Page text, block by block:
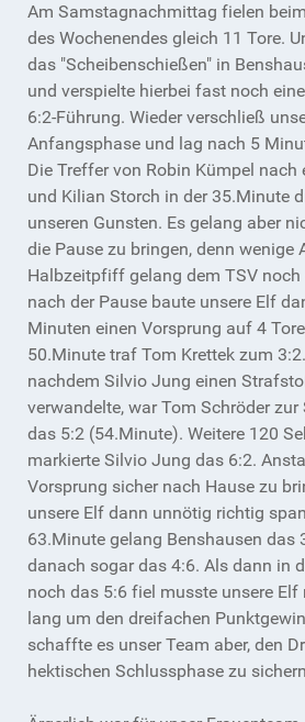
Am Samstagnachmittag fielen
des Wochenendes gleich 11 Tore.
das "Scheibenschießen" in
und verspielte hierbei fast noch
6:2-Führung. Wieder verschließ
Anfangsphase und lag nach 5
Die Treffer von Robin Kümpel nach
und Kilian Storch in der 35.Minute
unseren Gunsten. Es gelang aber
die Pause zu bringen, denn wenige
Halbzeitpfiff gelang dem TSV noch
nach der Pause baute unsere Elf
Minuten einen Vorsprung auf 4
50.Minute traf Tom Krettek zum
nachdem Silvio Jung einen
verwandelte, war Tom Schröder zur
das 5:2 (54.Minute). Weitere 120
markierte Silvio Jung das 6:2.
Vorsprung sicher nach Hause zu
unsere Elf dann unnötig richtig
63.Minute gelang Benshausen das
danach sogar das 4:6. Als dann in
noch das 5:6 fiel musste unsere
lang um den dreifachen
schaffte es unser Team aber, den
hektischen Schlussphase zu